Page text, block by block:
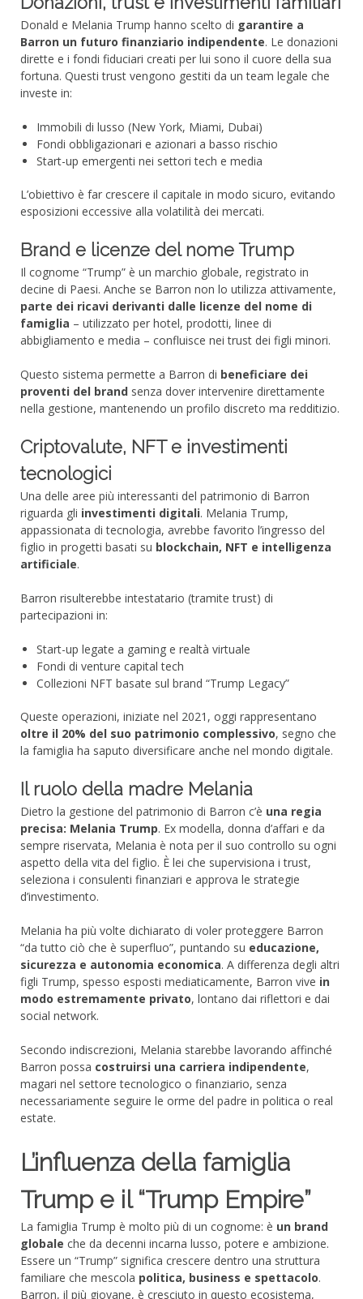
Donald e Melania Trump hanno scelto di garantire a
Barron un futuro finanziario indipendente. Le donazioni
dirette e i fondi fiduciari creati per lui sono il cuore della sua
fortuna. Questi trust vengono gestiti da un team legale che
investe in:
Immobili di lusso (New York, Miami, Dubai)
Fondi obbligazionari e azionari a basso rischio
Start-up emergenti nei settori tech e media
L’obiettivo è far crescere il capitale in modo sicuro, evitando
esposizioni eccessive alla volatilità dei mercati.
Brand e licenze del nome Trump
Il cognome “Trump” è un marchio globale, registrato in
decine di Paesi. Anche se Barron non lo utilizza attivamente,
parte dei ricavi derivanti dalle licenze del nome di
famiglia – utilizzato per hotel, prodotti, linee di
abbigliamento e media – confluisce nei trust dei figli minori.
Questo sistema permette a Barron di beneficiare dei
proventi del brand senza dover intervenire direttamente
nella gestione, mantenendo un profilo discreto ma redditizio.
Criptovalute, NFT e investimenti
tecnologici
Una delle aree più interessanti del patrimonio di Barron
riguarda gli investimenti digitali. Melania Trump,
appassionata di tecnologia, avrebbe favorito l’ingresso del
figlio in progetti basati su blockchain, NFT e intelligenza
artificiale.
Barron risulterebbe intestatario (tramite trust) di
partecipazioni in:
Start-up legate a gaming e realtà virtuale
Fondi di venture capital tech
Collezioni NFT basate sul brand “Trump Legacy”
Queste operazioni, iniziate nel 2021, oggi rappresentano
oltre il 20% del suo patrimonio complessivo, segno che
la famiglia ha saputo diversificare anche nel mondo digitale.
Il ruolo della madre Melania
Dietro la gestione del patrimonio di Barron c’è una regia
precisa: Melania Trump. Ex modella, donna d’affari e da
sempre riservata, Melania è nota per il suo controllo su ogni
aspetto della vita del figlio. È lei che supervisiona i trust,
seleziona i consulenti finanziari e approva le strategie
d’investimento.
Melania ha più volte dichiarato di voler proteggere Barron
“da tutto ciò che è superfluo”, puntando su educazione,
sicurezza e autonomia economica. A differenza degli altri
figli Trump, spesso esposti mediaticamente, Barron vive in
modo estremamente privato, lontano dai riflettori e dai
social network.
Secondo indiscrezioni, Melania starebbe lavorando affinché
Barron possa costruirsi una carriera indipendente,
magari nel settore tecnologico o finanziario, senza
necessariamente seguire le orme del padre in politica o real
estate.
L’influenza della famiglia
Trump e il “Trump Empire”
La famiglia Trump è molto più di un cognome: è un brand
globale che da decenni incarna lusso, potere e ambizione.
Essere un “Trump” significa crescere dentro una struttura
familiare che mescola politica, business e spettacolo.
Barron, il più giovane, è cresciuto in questo ecosistema,